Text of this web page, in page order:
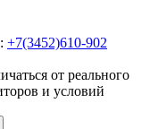
+7(3452)610-902
от реального
и условий